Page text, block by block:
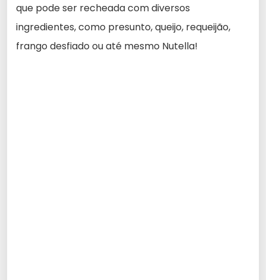
que pode ser recheada com diversos
ingredientes, como presunto, queijo, requeijão,
frango desfiado ou até mesmo Nutella!